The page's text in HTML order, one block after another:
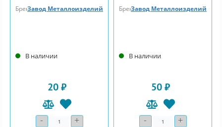
БрендЗавод Металлоизделий
В наличии
20 ₽
- Количество+
БрендЗавод Металлоизделий
В наличии
50 ₽
- Количество+